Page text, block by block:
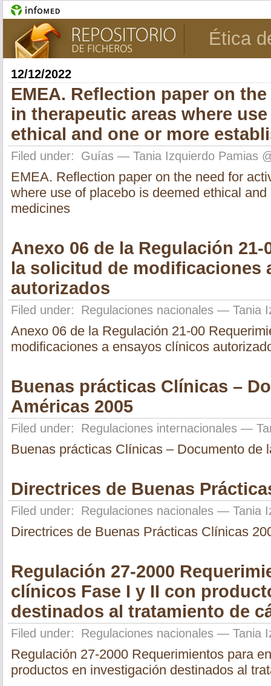
Ética
12/12/2022
EMEA. Reflection paper on
in therapeutic areas where
ethical and one or more
Filed under: Guías — Tania Izquierdo Pamias
EMEA. Reflection paper on the need for
where use of placebo is deemed ethical
medicines
Anexo 06 de la Regulación
la solicitud de modificaciones
autorizados
Filed under: Regulaciones nacionales — Tania
Anexo 06 de la Regulación 21-00
modificaciones a ensayos clínicos
Buenas prácticas Clínicas –
Américas 2005
Filed under: Regulaciones internacionales —
Buenas prácticas Clínicas – Documento de
Directrices de Buenas
Filed under: Regulaciones nacionales — Tania
Directrices de Buenas Prácticas Clínicas
Regulación 27-2000
clínicos Fase I y II con
destinados al tratamiento de
Filed under: Regulaciones nacionales — Tania
Regulación 27-2000 Requerimientos para
productos en investigación destinados al